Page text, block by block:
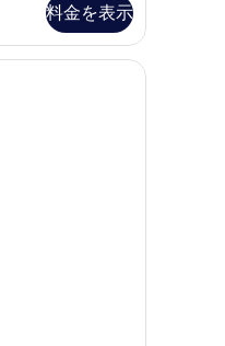
料金を表示
イロン / アイロン台
| セーフティボックス (室内)、